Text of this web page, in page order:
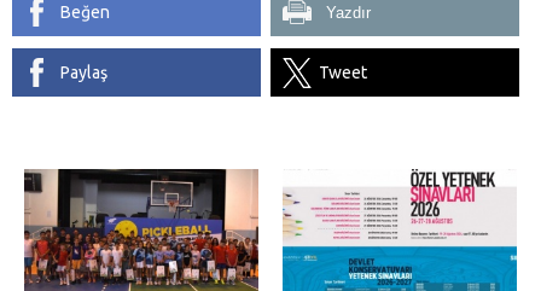
Beğen Yazdır
Paylaş Tweet